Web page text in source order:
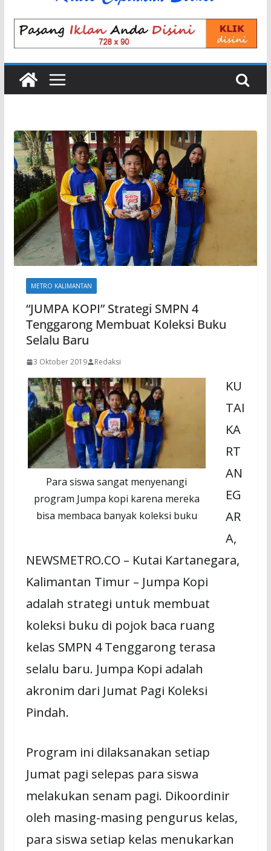
METRO KALIMANTAN
“JUMPA KOPI” Strategi SMPN 4
Tenggarong Membuat Koleksi Buku
Selalu Baru
3 Oktober 2019 Redaksi
Para siswa sangat menyenangi
program Jumpa kopi karena mereka
bisa membaca banyak koleksi buku
KU
TAI
KA
RT
AN
EG
AR
A,
NEWSMETRO.CO – Kutai Kartanegara,
Kalimantan Timur – Jumpa Kopi
adalah strategi untuk membuat
koleksi buku di pojok baca ruang
kelas SMPN 4 Tenggarong terasa
selalu baru. Jumpa Kopi adalah
akronim dari Jumat Pagi Koleksi
Pindah.
Program ini dilaksanakan setiap
Jumat pagi selepas para siswa
melakukan senam pagi. Dikoordinir
oleh masing-masing pengurus kelas,
para siswa setiap kelas menukarkan